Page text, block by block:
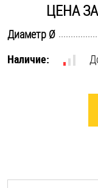
Стопорные
Такелаж
ЦЕНА
Диаметр Ø
Наличие: